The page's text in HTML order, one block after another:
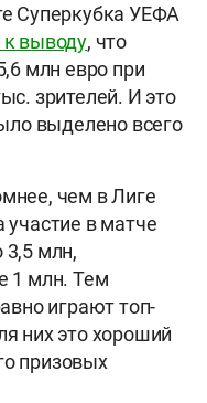
Суперкубка УЕФА
выводу, что
млн евро при
зрителей. И это
выделено всего
чем в Лиге
в матче
млн,
1 млн. Тем
играют топ-
них это хороший
призовых